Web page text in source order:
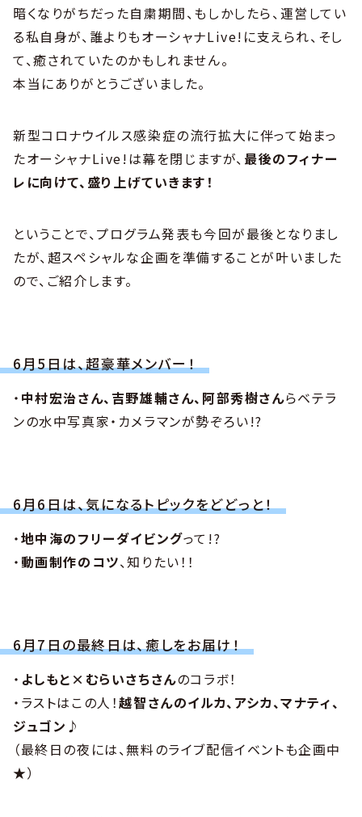
暗くなりがちだった自粛期間、もしかしたら、運営してい
る私自身が、誰よりもオーシャナLive!に支えられ、そし
て、癒されていたのかもしれません。
本当にありがとうございました。
新型コロナウイルス感染症の流行拡大に伴って始まっ
たオーシャナLive!は幕を閉じますが、 最後のフィナー
レに向けて、盛り上げていきます！
ということで、プログラム発表も今回が最後となりまし
たが、超スペシャルな企画を準備することが叶いました
ので、ご紹介します。
6月5日は、超豪華メンバー！
・ 中村宏治さん、吉野雄輔さん、阿部秀樹さんらベテラ
ンの水中写真家・カメラマンが勢ぞろい!?
6月6日は、気になるトピックをどどっと！
・地中海のフリーダイビングって!?
・動画制作のコツ、知りたい！！
6月7日の最終日は、癒しをお届け！
・ よしもと×むらいさちさんのコラボ！
・ラストはこの人！越智さんのイルカ、アシカ、マナティ、
ジュゴン ♪
（最終日の夜には、無料のライブ配信イベントも企画中
★）